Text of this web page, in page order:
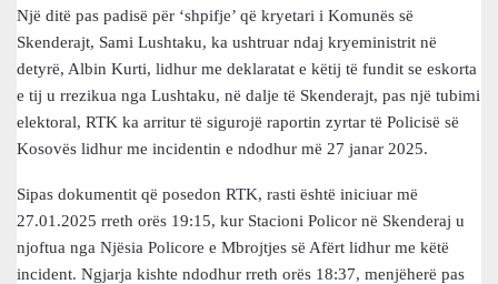
Një ditë pas padisë për ‘shpifje’ që kryetari i Komunës së
Skenderajt, Sami Lushtaku, ka ushtruar ndaj kryeministrit në
detyrë, Albin Kurti, lidhur me deklaratat e këtij të fundit se eskorta
e tij u rrezikua nga Lushtaku, në dalje të Skenderajt, pas një tubimi
elektoral, RTK ka arritur të sigurojë raportin zyrtar të Policisë së
Kosovës lidhur me incidentin e ndodhur më 27 janar 2025.
Sipas dokumentit që posedon RTK, rasti është iniciuar më
27.01.2025 rreth orës 19:15, kur Stacioni Policor në Skenderaj u
njoftua nga Njësia Policore e Mbrojtjes së Afërt lidhur me këtë
incident. Ngjarja kishte ndodhur rreth orës 18:37, menjëherë pas